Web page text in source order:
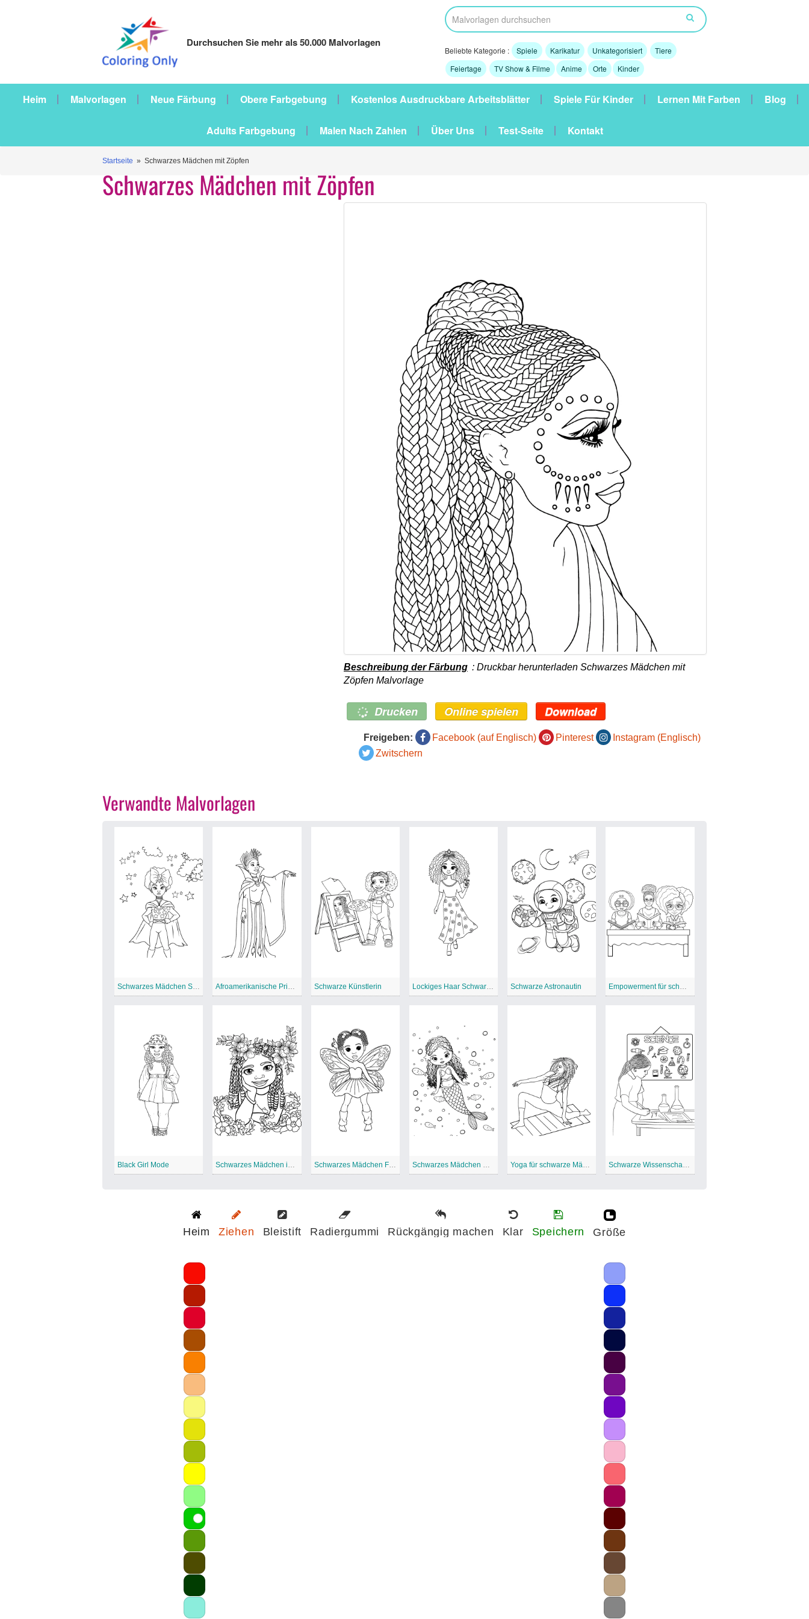
Durchsuchen Sie mehr als 50.000 Malvorlagen
Beliebte Kategorie : Spiele Karikatur Unkategorisiert
Tiere
Feiertage
TV Show & Filme Anime Orte Kinder
Heim Malvorlagen Neue Färbung Obere Farbgebung Kostenlos Ausdruckbare Arbeitsblätter Spiele Für Kinder Lernen Mit Farben Blog
Adults Farbgebung Malen Nach Zahlen Über Uns Test-Seite Kontakt
Startseite » Schwarzes Mädchen mit Zöpfen
Schwarzes Mädchen mit Zöpfen
Beschreibung der Färbung : Druckbar herunterladen Schwarzes Mädchen mit
Zöpfen Malvorlage
Drucken Online spielen Download
Freigeben: Facebook (auf Englisch) Pinterest
Instagram (Englisch)
Zwitschern
Verwandte Malvorlagen
Schwarzes Mädchen Superheldin Afroamerikanische Prinzessin Schwarze Künstlerin Lockiges Haar Schwarz Grl Schwarze Astronautin Empowerment für schwarze Mädchen
Black Girl Mode Schwarzes Mädchen in der Natur Schwarzes Mädchen Fee Schwarzes Mädchen Meerjungfrau Yoga für schwarze Mädchen Schwarze Wissenschaftlerin
Heim Ziehen Bleistift Radiergummi Rückgängig machen Klar Speichern Größe